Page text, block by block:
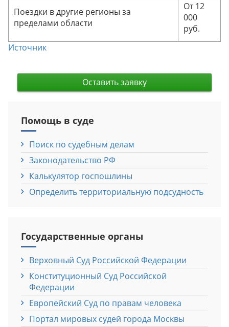
Поездки в другие регионы за
пределами области
От 12
000
руб.
Источник
Оставить заявку
Помощь в суде
Поиск по судебным делам
Законодательство РФ
Калькулятор госпошлины
Определить территориальную подсудность
Государственные органы
Верховный Cуд Российской Федерации
Конституционный Cуд Российской
Федерации
Европейский Cуд по правам человека
Портал мировых судей города Москвы